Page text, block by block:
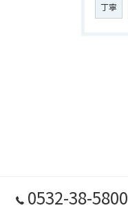
丁寧
0532-38-5800